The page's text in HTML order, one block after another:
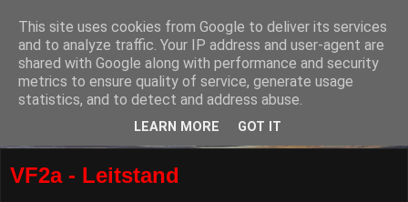
VF2a - Leitstand
This site uses cookies from Google to deliver its services
and to analyze traffic. Your IP address and user-agent are
shared with Google along with performance and security
metrics to ensure quality of service, generate usage
statistics, and to detect and address abuse.
LEARN MORE GOT IT